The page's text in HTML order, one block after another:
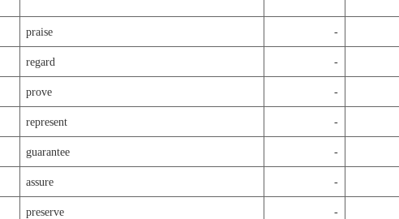
praise -
regard -
prove -
represent -
guarantee -
assure -
preserve -